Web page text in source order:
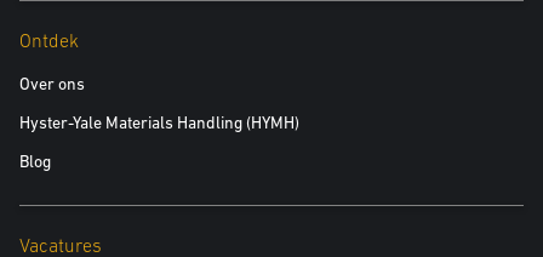
Ontdek
Over ons
Hyster-Yale Materials Handling (HYMH)
Blog
Vacatures